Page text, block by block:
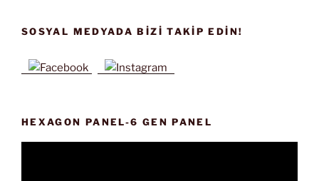
SOSYAL MEDYADA BIZI TAKIP EDIN!
HEXAGON PANEL-6 GEN PANEL